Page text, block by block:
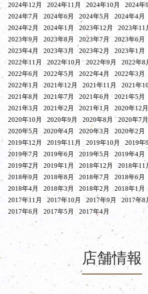
2024年12月
2024年11月 2024年10月 2024年
2024年7月
2024年6月 2024年5月 2024年4月
2024年2月
2024年1月 2023年12月 2023年11
2023年9月
2023年8月 2023年7月 2023年6月
2023年4月
2023年3月 2023年2月 2023年1月
2022年11月
2022年10月 2022年9月 2022年8
2022年6月
2022年5月 2022年4月 2022年3月
2022年1月
2021年12月 2021年11月 2021年
2021年8月
2021年7月 2021年6月 2021年5月
2021年3月
2021年2月 2021年1月 2020年12月
2020年10月
2020年9月 2020年8月 2020年7月
2020年5月
2020年4月 2020年3月 2020年2月
2019年12月
2019年11月 2019年10月 2019年
2019年7月
2019年6月 2019年5月 2019年4月
2019年2月
2019年1月 2018年12月 2018年11
2018年9月
2018年8月 2018年7月 2018年6月
2018年4月
2018年3月 2018年2月 2018年1月
2017年11月
2017年10月 2017年9月 2017年8
2017年6月
2017年5月 2017年4月
店舗情報